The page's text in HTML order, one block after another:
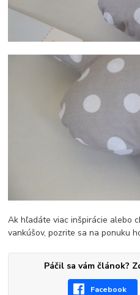
Ak hľadáte viac inšpirácie alebo
vankúšov, pozrite sa na ponuku
Páčil sa vám článok?
Facebook